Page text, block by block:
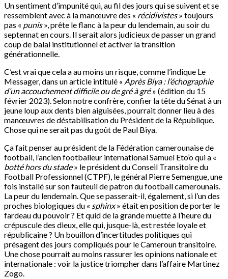
Un sentiment d’impunité qui, au fil des jours qui se suivent et se
ressemblent avec à la manœuvre des « récidivistes» toujours
pas « punis», prête le flanc à la peur du lendemain, au soir du
septennat en cours. Il serait alors judicieux de passer un grand
coup de balai institutionnel et activer la transition
générationnelle.
C’est vrai que cela a au moins un risque, comme l’indique Le
Messager, dans un article intitulé « Après Biya : l’échographie
d’un accouchement difficile ou de gré à gré» (édition du 15
février 2023). Selon notre confrère, confier la tête du Sénat à un
jeune loup aux dents bien aiguisées, pourrait donner lieu à des
manœuvres de déstabilisation du Président de la République.
Chose qui ne serait pas du goût de Paul Biya.
Ça fait penser au président de la Fédération camerounaise de
football, l’ancien footballeur international Samuel Eto’o qui a «
botté hors du stade» le président du Conseil Transitoire du
Football Professionnel (CTPF), le général Pierre Semengue, une
fois installé sur son fauteuil de patron du football camerounais.
La peur du lendemain. Que se passerait-il, également, si l’un des
proches biologiques du « sphinx» était en position de porter le
fardeau du pouvoir ? Et quid de la grande muette à l’heure du
crépuscule des dieux, elle qui, jusque-là, est restée loyale et
républicaine ? Un bouillon d’incertitudes politiques qui
présagent des jours compliqués pour le Cameroun transitoire.
Une chose pourrait au moins rassurer les opinions nationale et
internationale : voir la justice triompher dans l’affaire Martinez
Zogo.